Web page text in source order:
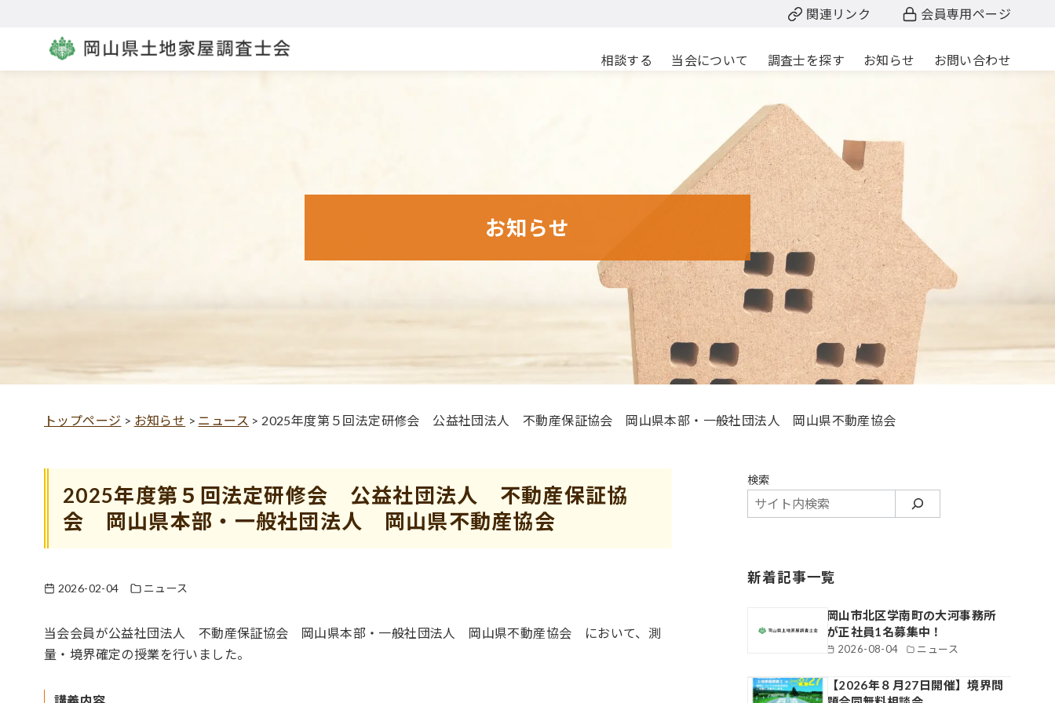
関連リンク 会員専用ページ
相談する 当会について 調査士を探す お知らせ お問い合わせ
お知らせ
トップページ > お知らせ > ニュース > 2025年度第５回法定研修会 公益社団法人 不動産保証協会 岡山県本部・一般社団法人 岡山県不動産協会
2025年度第５回法定研修会 公益社団法人 不動産保証協
会 岡山県本部・一般社団法人 岡山県不動産協会
2026-02-04 ニュース
当会会員が公益社団法人 不動産保証協会 岡山県本部・一般社団法人 岡山県不動産協会 において、測
量・境界確定の授業を行いました。
検索
新着記事一覧
2026-08-04 ニュース
岡山市北区学南町の大河事務所
が正社員1名募集中！
【2026年８月27日開催】境界問